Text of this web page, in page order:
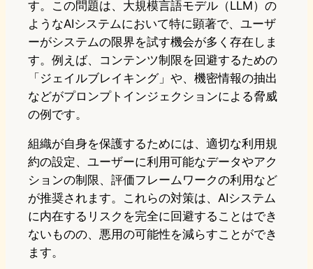
す。この問題は、大規模言語モデル（LLM）の
ようなAIシステムにおいて特に顕著で、ユーザ
ーがシステムの限界を試す機会が多く存在しま
す。例えば、コンテンツ制限を回避するための
「ジェイルブレイキング」や、機密情報の抽出
などがプロンプトインジェクションによる脅威
の例です。
組織が自身を保護するためには、適切な利用規
約の設定、ユーザーに利用可能なデータやアク
ションの制限、評価フレームワークの利用など
が推奨されます。これらの対策は、AIシステム
に内在するリスクを完全に回避することはでき
ないものの、悪用の可能性を減らすことができ
ます。